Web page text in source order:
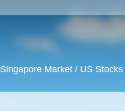
Market / US